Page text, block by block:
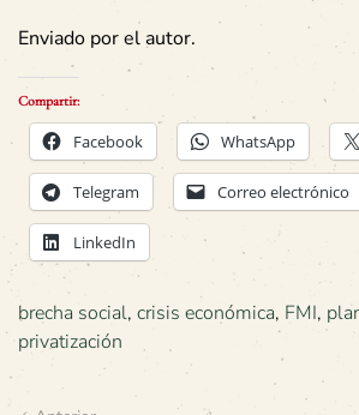
Enviado por el autor.
Compartir:
Facebook WhatsApp
Telegram Correo electrónico
LinkedIn
brecha social, crisis económica, FMI,
privatización